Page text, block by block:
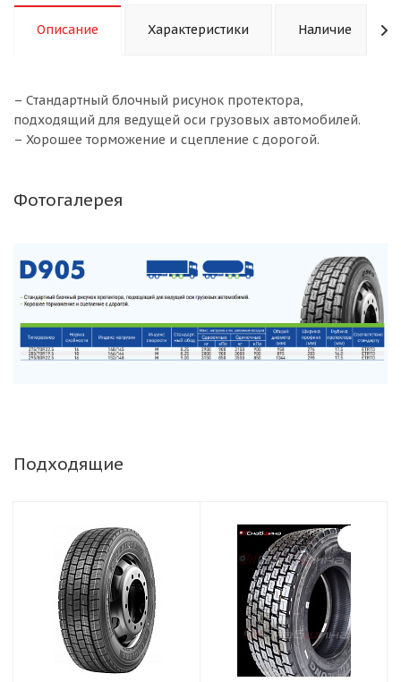
Описание Характеристики Наличие
– Стандартный блочный рисунок протектора,
подходящий для ведущей оси грузовых автомобилей.
– Хорошее торможение и сцепление с дорогой.
Фотогалерея
Подходящие